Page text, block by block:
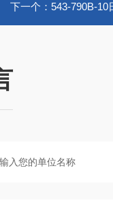
下一个： 543-790B-10日本三